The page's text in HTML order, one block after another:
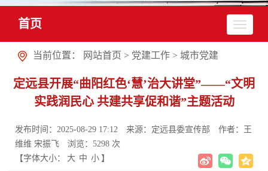
首页
当前位置： 网站首页 > 党建工作 > 城市党建
定远县开展“曲阳红色‘慧’治大讲堂”——“文明
实践润民心 共建共享促和谐”主题活动
发布时间：2025-08-29 17:12 来源：定远县委宣传部
作者：王
维维 宋振飞
浏览： 5298 次
【字体大小：
大 中 小 】